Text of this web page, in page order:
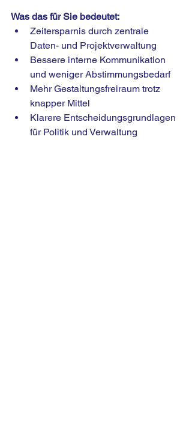
Was das für Sie bedeutet:
Zeitersparnis durch zentrale
Daten- und Projektverwaltung
Bessere interne Kommunikation
und weniger Abstimmungsbedarf
Mehr Gestaltungsfreiraum trotz
knapper Mittel
Klarere Entscheidungsgrundlagen
für Politik und Verwaltung